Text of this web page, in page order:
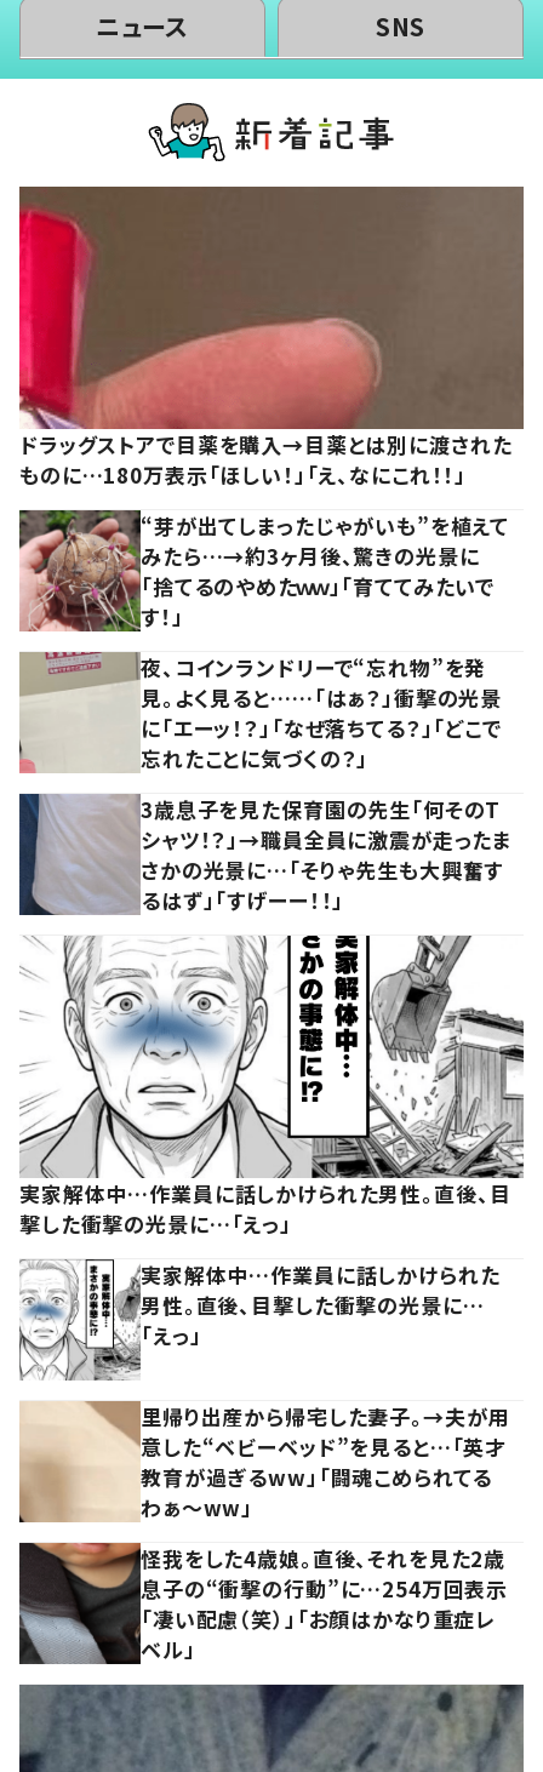
ニュース SNS
ドラッグストアで目薬を購入→目薬とは別に渡された
ものに…180万表示「ほしい！」「え、なにこれ！！」
“芽が出てしまったじゃがいも”を植えて
みたら…→約3ヶ月後、驚きの光景に
「捨てるのやめたｗｗ」「育ててみたいで
す！」
夜、コインランドリーで“忘れ物”を発
見。よく見ると……「はぁ？」衝撃の光景
に「エーッ！？」「なぜ落ちてる？」「どこで
忘れたことに気づくの？」
3歳息子を見た保育園の先生「何そのT
シャツ！？」→職員全員に激震が走ったま
さかの光景に…「そりゃ先生も大興奮す
るはず」「すげーー！！」
実家解体中…作業員に話しかけられた男性。直後、目
撃した衝撃の光景に…「えっ」
実家解体中…作業員に話しかけられた
男性。直後、目撃した衝撃の光景に…
「えっ」
里帰り出産から帰宅した妻子。→夫が用
意した“ベビーベッド”を見ると…「英才
教育が過ぎるww」「闘魂こめられてる
わぁ～ww」
怪我をした4歳娘。直後、それを見た2歳
息子の“衝撃の行動”に…254万回表示
「凄い配慮（笑）」「お顔はかなり重症レ
ベル」